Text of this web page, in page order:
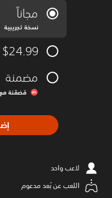
مجاناً
نسخة تجريبية
$24.99
مضمنة
مُضمّنة مع EA Play‏
لاعب واحد
اللعب عن بُعد مدعوم